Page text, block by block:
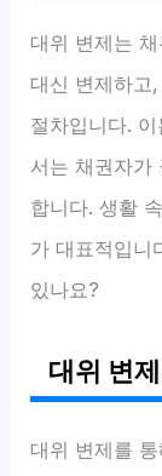
대위 변제는
대신 변제하고
절차입니다.
서는 채권자가
합니다. 생활
가 대표적입니
있나요?
대위 변
대위 변제를